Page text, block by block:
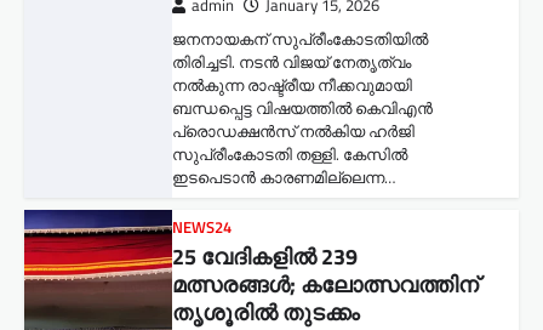
admin January 15, 2026
ജനനായകന് സുപ്രീംകോടതിയില്‍
തിരിച്ചടി. നടൻ വിജയ് നേതൃത്വം
നൽകുന്ന രാഷ്ട്രീയ നീക്കവുമായി
ബന്ധപ്പെട്ട വിഷയത്തിൽ കെവിഎൻ
പ്രൊഡക്ഷൻസ് നൽകിയ ഹർജി
സുപ്രീംകോടതി തള്ളി. കേസിൽ
ഇടപെടാൻ കാരണമില്ലെന്ന…
NEWS24
25 വേദികളിൽ 239
മത്സരങ്ങൾ; കലോത്സവത്തിന്
തൃശൂരിൽ തുടക്കം